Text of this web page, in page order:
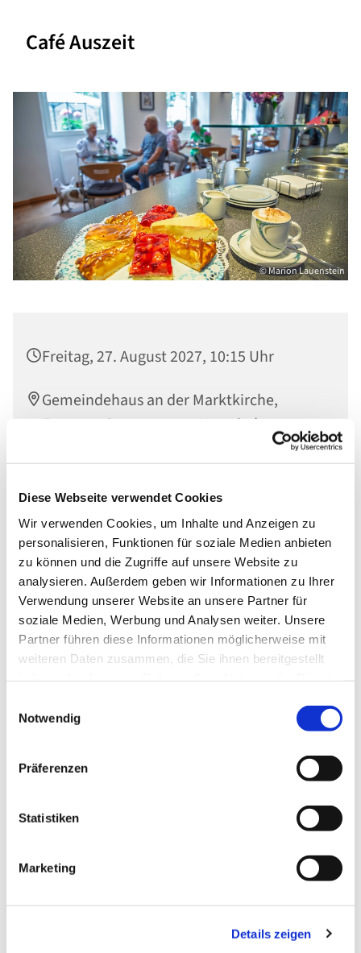
Diese Webseite verwendet Cookies
Wir verwenden Cookies, um Inhalte und Anzeigen zu
personalisieren, Funktionen für soziale Medien anbieten
zu können und die Zugriffe auf unsere Website zu
analysieren. Außerdem geben wir Informationen zu Ihrer
Verwendung unserer Website an unsere Partner für
soziale Medien, Werbung und Analysen weiter. Unsere
Partner führen diese Informationen möglicherweise mit
weiteren Daten zusammen, die Sie ihnen bereitgestellt
Notwendig
Präferenzen
Statistiken
Marketing
Details zeigen
Café Auszeit
© Marion Lauenstein
Freitag, 27. August 2027, 10:15 Uhr
Gemeindehaus an der Marktkirche,
Engerser Str. 34, 56564 Neuwied
Dies könnte Sie auch interessieren